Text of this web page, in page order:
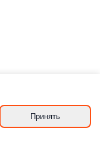
Принять